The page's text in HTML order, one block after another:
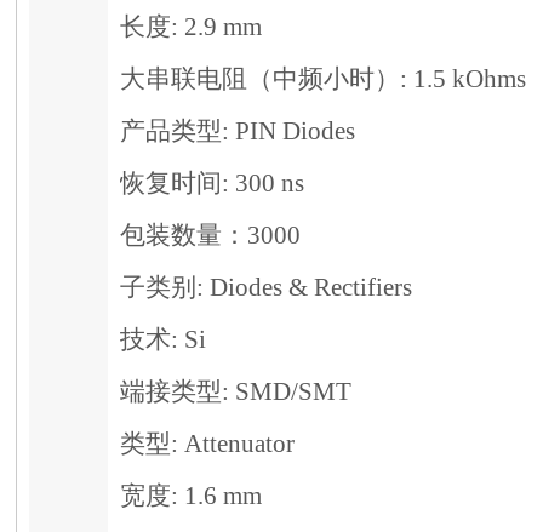
长度: 2.9 mm
大串联电阻（中频小时）: 1.5 kOhms
产品类型: PIN Diodes
恢复时间: 300 ns
包装数量：3000
子类别: Diodes & Rectifiers
技术: Si
端接类型: SMD/SMT
类型: Attenuator
宽度: 1.6 mm